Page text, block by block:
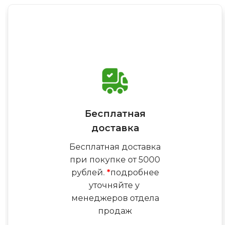
Бесплатная
доставка
Бесплатная доставка
при покупке от 5000
рублей. *подробнее
уточняйте у
менеджеров отдела
продаж